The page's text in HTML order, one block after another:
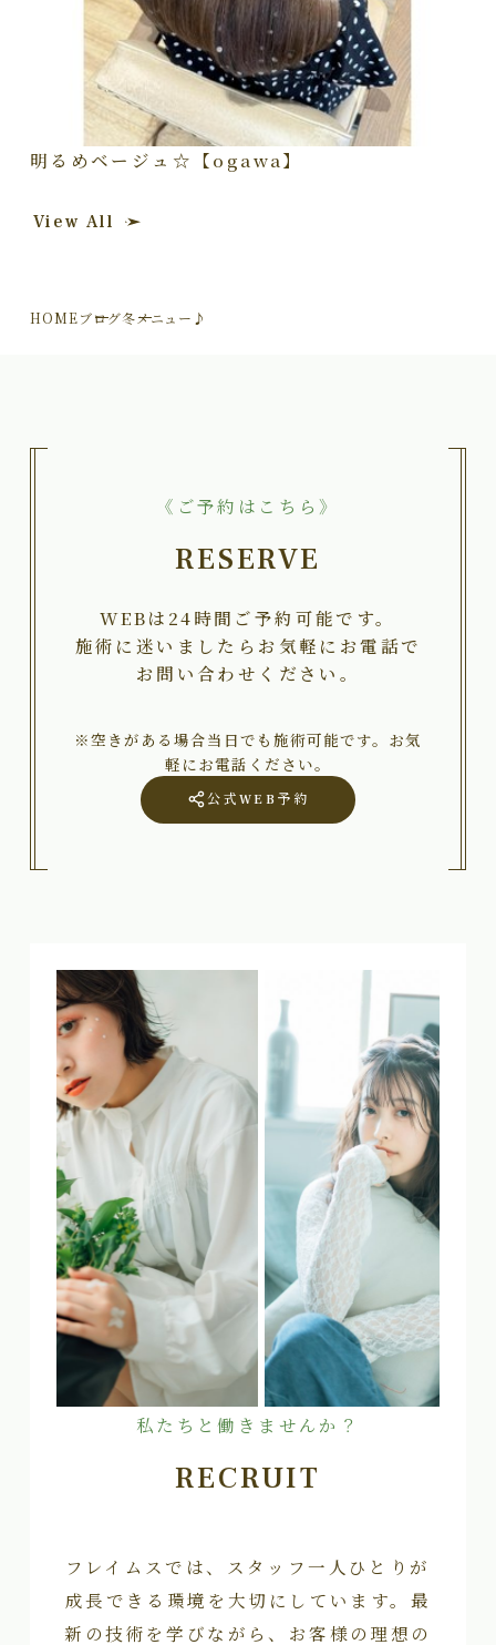
明るめベージュ☆【ogawa】
View All
HOMEブログ冬メニュー♪
《ご予約はこちら》
RESERVE
WEBは24時間ご予約可能です。
施術に迷いましたらお気軽にお電話で
お問い合わせください。
※空きがある場合当日でも施術可能です。お気
軽にお電話ください。
公式WEB予約
私たちと働きませんか？
RECRUIT
フレイムスでは、スタッフ一人ひとりが
成長できる環境を大切にしています。最
新の技術を学びながら、お客様の理想の